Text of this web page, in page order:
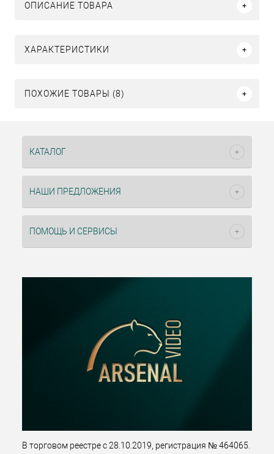
ОПИСАНИЕ ТОВАРА
ХАРАКТЕРИСТИКИ
ПОХОЖИЕ ТОВАРЫ (8)
КАТАЛОГ
НАШИ ПРЕДЛОЖЕНИЯ
ПОМОЩЬ И СЕРВИСЫ
В торговом реестре с 28.10.2019, регистрация № 464065.